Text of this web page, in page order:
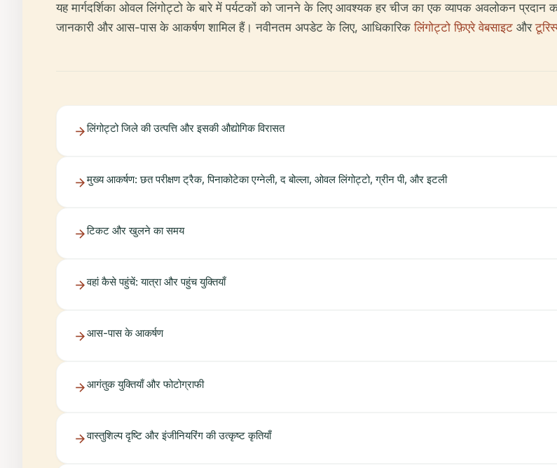
यह मार्गदर्शिका ओवल लिंगोट्टो के बारे में पर्यटकों को जानने के लिए आवश्यक हर चीज का एक व्यापक अवलोकन प्रदान
जानकारी और आस-पास के आकर्षण शामिल हैं। नवीनतम अपडेट के लिए, आधिकारिकलिंगोट्टो फ़िएरे वेबसाइट और
लिंगोट्टो जिले की उत्पत्ति और इसकी औद्योगिक विरासत
मुख्य आकर्षण: छत परीक्षण ट्रैक, पिनाकोटेका एग्नेली, द बोल्ला, ओवल लिंगोट्टो, ग्रीन पी, और इटली
टिकट और खुलने का समय
वहां कैसे पहुंचें: यात्रा और पहुंच युक्तियाँ
आस-पास के आकर्षण
आगंतुक युक्तियाँ और फोटोग्राफी
वास्तुशिल्प दृष्टि और इंजीनियरिंग की उत्कृष्ट कृतियाँ